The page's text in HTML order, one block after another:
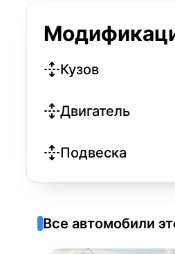
Кузов
Двигатель
Подвеска
Все автомобили